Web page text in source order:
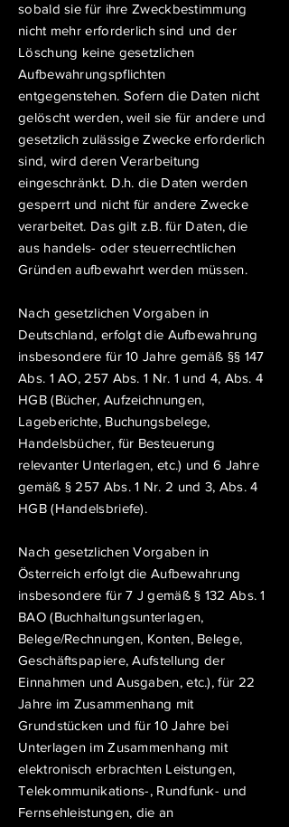
sobald sie für ihre Zweckbestimmung
nicht mehr erforderlich sind und der
Löschung keine gesetzlichen
Aufbewahrungspflichten
entgegenstehen. Sofern die Daten nicht
gelöscht werden, weil sie für andere und
gesetzlich zulässige Zwecke erforderlich
sind, wird deren Verarbeitung
eingeschränkt. D.h. die Daten werden
gesperrt und nicht für andere Zwecke
verarbeitet. Das gilt z.B. für Daten, die
aus handels- oder steuerrechtlichen
Gründen aufbewahrt werden müssen.
Nach gesetzlichen Vorgaben in
Deutschland, erfolgt die Aufbewahrung
insbesondere für 10 Jahre gemäß §§ 147
Abs. 1 AO, 257 Abs. 1 Nr. 1 und 4, Abs. 4
HGB (Bücher, Aufzeichnungen,
Lageberichte, Buchungsbelege,
Handelsbücher, für Besteuerung
relevanter Unterlagen, etc.) und 6 Jahre
gemäß § 257 Abs. 1 Nr. 2 und 3, Abs. 4
HGB (Handelsbriefe).
Nach gesetzlichen Vorgaben in
Österreich erfolgt die Aufbewahrung
insbesondere für 7 J gemäß § 132 Abs. 1
BAO (Buchhaltungsunterlagen,
Belege/Rechnungen, Konten, Belege,
Geschäftspapiere, Aufstellung der
Einnahmen und Ausgaben, etc.), für 22
Jahre im Zusammenhang mit
Grundstücken und für 10 Jahre bei
Unterlagen im Zusammenhang mit
elektronisch erbrachten Leistungen,
Telekommunikations-, Rundfunk- und
Fernsehleistungen, die an